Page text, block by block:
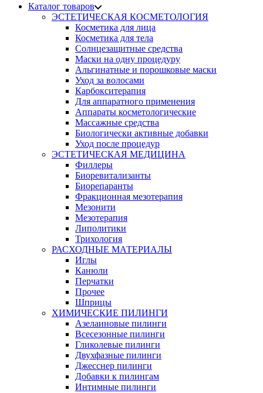
Каталог товаров
ЭСТЕТИЧЕСКАЯ КОСМЕТОЛОГИЯ
Косметика для лица
Косметика для тела
Солнцезащитные средства
Маски на одну процедуру
Альгинатные и порошковые маски
Уход за волосами
Карбокситерапия
Для аппаратного применения
Аппараты косметологические
Массажные средства
Биологически активные добавки
Уход после процедур
ЭСТЕТИЧЕСКАЯ МЕДИЦИНА
Филлеры
Биоревитализанты
Биорепаранты
Фракционная мезотерапия
Мезонити
Мезотерапия
Липолитики
Трихология
РАСХОДНЫЕ МАТЕРИАЛЫ
Иглы
Канюли
Перчатки
Прочее
Шприцы
ХИМИЧЕСКИЕ ПИЛИНГИ
Азелаиновые пилинги
Всесезонные пилинги
Гликолевые пилинги
Двухфазные пилинги
Джесснер пилинги
Добавки к пилингам
Интимные пилинги